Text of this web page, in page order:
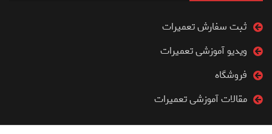
ثبت سفارش تعمیرات
ویدیو آموزشی تعمیرات
فروشگاه
مقالات آموزشی تعمیرات